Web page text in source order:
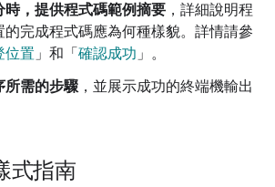
時，提供程式碼範例摘要 ，詳細說明程
的完成程式碼應為何種樣貌。詳情請參
位置 」和「確認成功 」。
所需的步驟 ，並展示成功的終端機輸出
式指南